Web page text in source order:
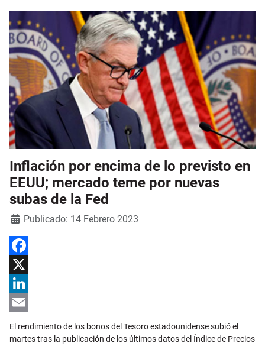
Inflación por encima de lo previsto en
EEUU; mercado teme por nuevas
subas de la Fed
DetallesPublicado: 14 Febrero 2023
Facebook
X
LinkedIn
Email
El rendimiento de los bonos del Tesoro estadounidense subió el
martes tras la publicación de los últimos datos del Índice de Precios